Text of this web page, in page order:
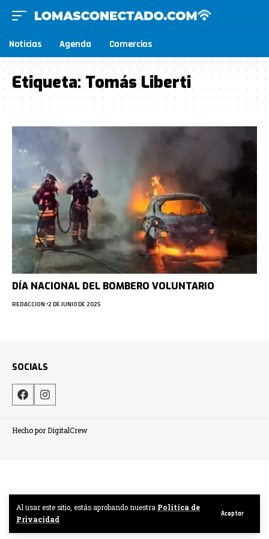
Al usar este sitio, estás aprobando nuestra Politica de
Privacidad
Aceptar
Noticias Agenda Comercios
Etiqueta:Tomás Liberti
DÍA NACIONAL DEL BOMBERO VOLUNTARIO
REDACCION 2 DE JUNIO DE 2025
SOCIALS
Hecho por DigitalCrew